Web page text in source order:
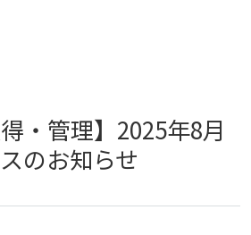
・管理】2025年8月
のお知らせ